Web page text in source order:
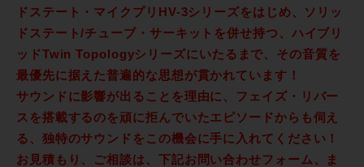
ドステート・マイクプリHV-3シリーズをはじめ、ソリッ
ドステート/チューブ・サーキットを併せ持つ、ハイブリ
ッドTwin Topologyシリーズにいたるまで、その音質を
最優先に据えた普遍的な思想が貫かれています！
サウンドに影響が出ることを理由に、フェイズ・リバー
スを搭載するのを頑に拒んでいたエピソードからも伺え
る、独特のサウンドをこの機会に手に入れてください！
お見積もり、ご相談は、下記お問い合わせフォーム、ま